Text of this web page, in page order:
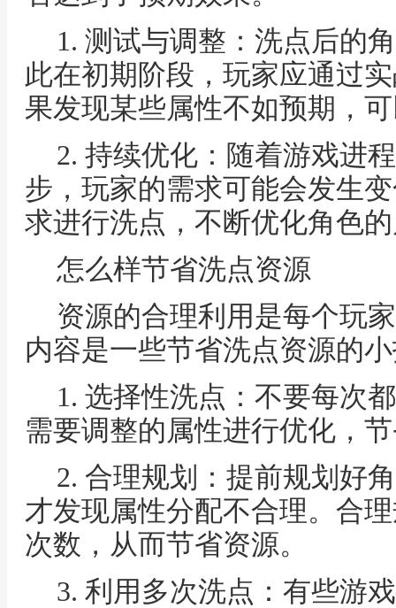
1. 测试与调整：洗点后的
此在初期阶段，玩家应通过
果发现某些属性不如预期，
2. 持续优化：随着游戏进
步，玩家的需求可能会发生
求进行洗点，不断优化角色
怎么样节省洗点资源
资源的合理利用是每个玩
内容是一些节省洗点资源的
1. 选择性洗点：不要每次
需要调整的属性进行优化，
2. 合理规划：提前规划好
才发现属性分配不合理。合
次数，从而节省资源。
3. 利用多次洗点：有些游